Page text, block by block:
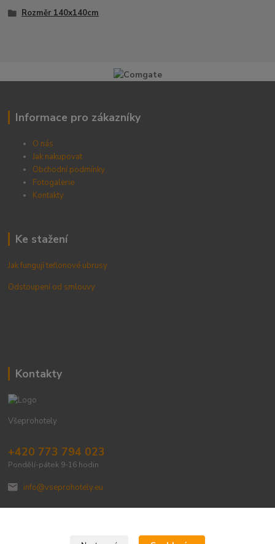
Rozměr 140x140cm
Informace pro zákazníky
O nás
Jak nakupovat
Obchodní podmínky
Fotogalerie
Kontakty
Ke stažení
Jak fungují teflonové ubrusy
Odstoupení od smlouvy
Kontakty
Všeprohotely
+420 773 794 023
Pondělí-pátek 9-16 hodin
info@vseprohotely.eu